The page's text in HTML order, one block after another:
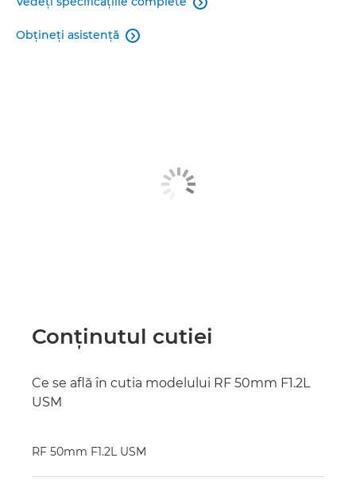

Obţineţi asistenţă 
Conţinutul cutiei
Ce se află în cutia modelului RF 50mm F1.2L
USM
RF 50mm F1.2L USM